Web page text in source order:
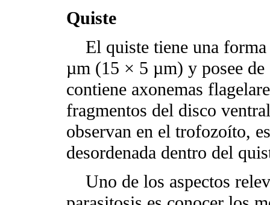
Quiste
El quiste tiene una forma
µm (15 × 5 µm) y posee
contiene axonemas
fragmentos del disco
observan en el trofozoíto,
desordenada dentro del
Uno de los aspectos